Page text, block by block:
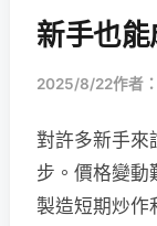
新手也
2025/8/22作者：
對許多新手來
步。價格變動
製造短期炒作